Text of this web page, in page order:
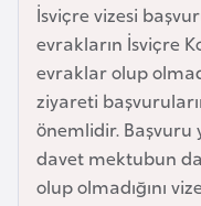
İsviçre vizesi
evrakların İsviçre
evraklar olup
ziyareti
önemlidir. Başvuru
davet mektubun
olup olmadığını
B
o
s
n
a
H
e